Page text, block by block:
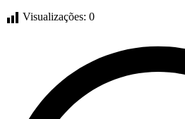
Visualizações: 0